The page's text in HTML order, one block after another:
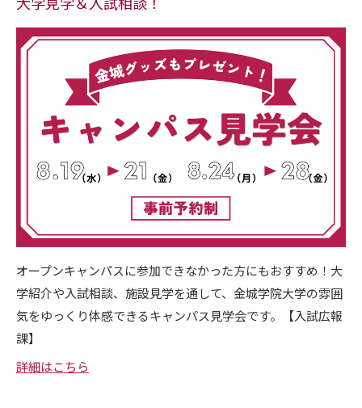
オープンキャンパスに参加できなかった方にもおすすめ！大
学紹介や入試相談、施設見学を通して、金城学院大学の雰囲
気をゆっくり体感できるキャンパス見学会です。【入試広報
課】
詳細はこちら